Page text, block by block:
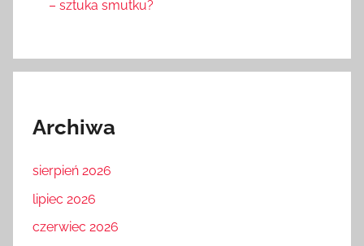
– sztuka smutku?
Archiwa
sierpień 2026
lipiec 2026
czerwiec 2026